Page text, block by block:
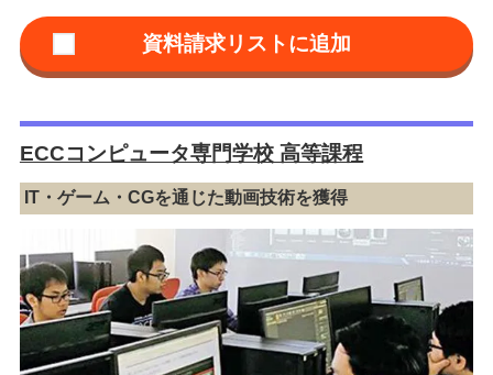
ECCコンピュータ専門学校 高等課程
IT・ゲーム・CGを通じた動画技術を獲得